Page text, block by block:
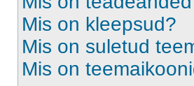
Mis on kleepsud?
Mis on suletud
Mis on